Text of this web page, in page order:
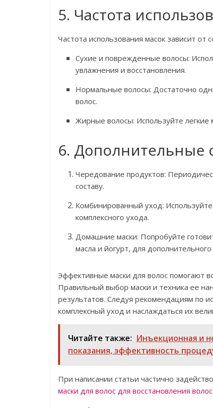
5. Частота
Частота использования масок зависит от
Сухие и поврежденные волосы:
увлажнения и восстановления.
Нормальные волосы: Достаточно
волос.
Жирные волосы: Используйте
6. Дополнительные
Чередование продуктов:
составу.
Комбинированный уход:
комплексного ухода.
Домашние маски: Попробуйте
масла и йогурт, для
Эффективные маски для волос помогают
Правильный выбор маски и техника ее
результатов. Следуя рекомендациям по
комплексный уход и наслаждаться их
Читайте также: Инъекционная и
показания, эффективность
При написании статьи частично
маски для волос для восстановления волос